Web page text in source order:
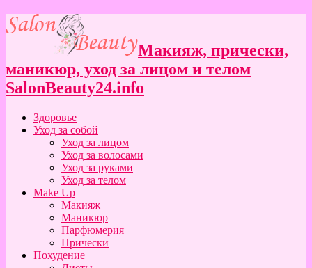
Макияж, прически,
маникюр, уход за лицом и телом
SalonBeauty24.info
Здоровье
Уход за собой
Уход за лицом
Уход за волосами
Уход за руками
Уход за телом
Make Up
Макияж
Маникюр
Парфюмерия
Прически
Похудение